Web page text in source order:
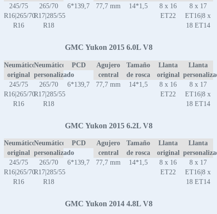
245/75
R16|265/70
R16
265/70
R17|285/55
R18
6*139,7 77,7 mm 14*1,5
8 x 16
ET22
8 x 17
ET16|8 x
18 ET14
GMC Yukon 2015 6.0L V8
Neumático
original
Neumático
personalizado
PCD
Agujero
central
Tamaño
de rosca
Llanta
original
Llanta
245/75
R16|265/70
R16
265/70
R17|285/55
R18
6*139,7 77,7 mm 14*1,5
8 x 16
ET22
8 x 17
ET16|8 x
18 ET14
GMC Yukon 2015 6.2L V8
Neumático
original
Neumático
personalizado
PCD
Agujero
central
Tamaño
de rosca
Llanta
original
Llanta
245/75
R16|265/70
R16
265/70
R17|285/55
R18
6*139,7 77,7 mm 14*1,5
8 x 16
ET22
8 x 17
ET16|8 x
18 ET14
GMC Yukon 2014 4.8L V8